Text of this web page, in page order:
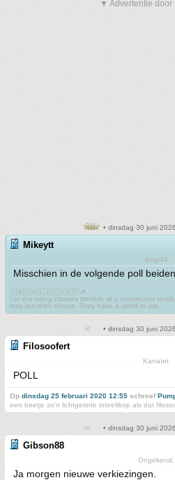
▼ Advertentie door
• dinsdag 30 juni
Mikeytt
Any/All
Misschien in de volgende poll
🇨🇳🇻🇳🇱🇦🇨🇺🇰🇵☭
Let the ruling classes tremble at a communist
lose but their chains. They have a world to win.
• dinsdag 30 juni
Filosoofert
Kanaïet
POLL
Op dinsdag 25 februari 2020 12:55 schreef
een beetje zo'n lichtgetinte inteeltkop als dat
• dinsdag 30 juni
Gibson88
Ongekend.
Ja morgen nieuwe verkiezingen.